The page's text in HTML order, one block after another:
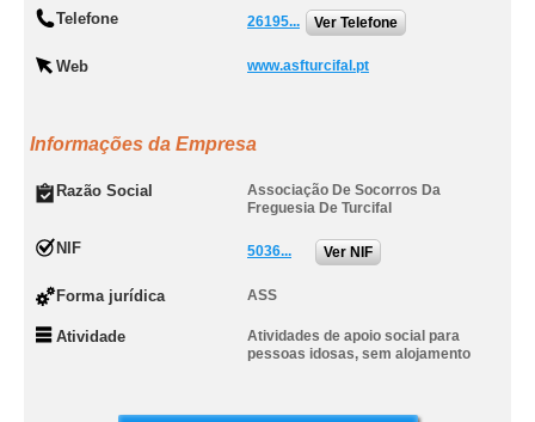
Telefone 26195... Ver Telefone
Web www.asfturcifal.pt
Informações da Empresa
Razão Social
Associação De Socorros Da
Freguesia De Turcifal
NIF 5036... Ver NIF
Forma jurídica ASS
Atividade
Atividades de apoio social para
pessoas idosas, sem alojamento